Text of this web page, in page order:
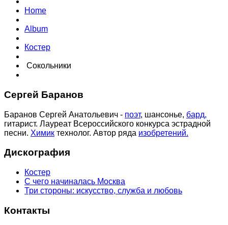
Home
Album
Костер
Сокольники
Сергей Баранов
Баранов Сергей Анатольевич - поэт, шансонье, бард,
гитарист. Лауреат Всероссийского конкурса эстрадной
песни. Химик технолог. Автор ряда изобретений.
Дискография
Костер
С чего начиналась Москва
Три стороны: искусство, служба и любовь
Контакты